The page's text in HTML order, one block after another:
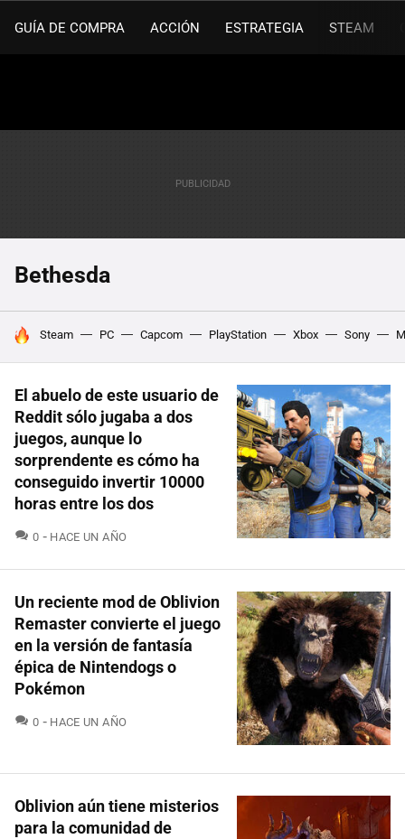
GUÍA DE COMPRA ACCIÓN ESTRATEGIA STEAM
Bethesda
HOY SE HABLA DE
Steam PC Capcom PlayStation Xbox Sony
El abuelo de este usuario de
Reddit sólo jugaba a dos
juegos, aunque lo
sorprendente es cómo ha
conseguido invertir 10000
horas entre los dos
0 COMENTARIOS
HACE UN AÑO
Un reciente mod de Oblivion
Remaster convierte el juego
en la versión de fantasía
épica de Nintendogs o
Pokémon
0 COMENTARIOS
HACE UN AÑO
Oblivion aún tiene misterios
para la comunidad de